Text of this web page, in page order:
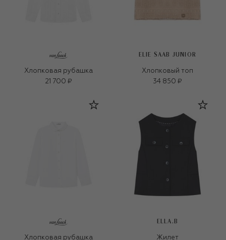
Хлопковая рубашка
21 700 ₽
ELIE SAAB JUNIOR
Хлопковый топ
34 850 ₽
Хлопковая рубашка
ELLA.B
Жилет